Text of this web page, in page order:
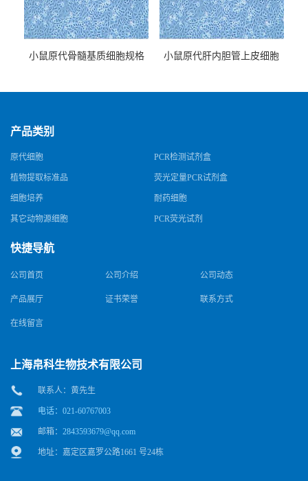
小鼠原代骨髓基质细胞规格
小鼠原代肝内胆管上皮细胞
产品类别
原代细胞 PCR检测试剂盒
植物提取标准品 荧光定量PCR试剂盒
细胞培养 耐药细胞
其它动物源细胞 PCR荧光试剂
快捷导航
公司首页 公司介绍 公司动态
产品展厅 证书荣誉 联系方式
在线留言
上海帛科生物技术有限公司
联系人：黄先生
电话：021-60767003
邮箱： 2843593679@qq.com
地址：嘉定区嘉罗公路1661 号24栋